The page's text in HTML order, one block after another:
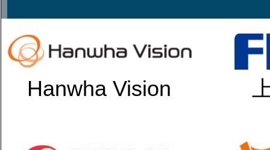
Hanwha Vision